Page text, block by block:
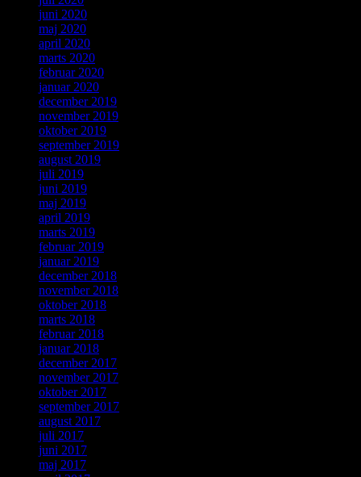
juni 2020
maj 2020
april 2020
marts 2020
februar 2020
januar 2020
december 2019
november 2019
oktober 2019
september 2019
august 2019
juli 2019
juni 2019
maj 2019
april 2019
marts 2019
februar 2019
januar 2019
december 2018
november 2018
oktober 2018
marts 2018
februar 2018
januar 2018
december 2017
november 2017
oktober 2017
september 2017
august 2017
juli 2017
juni 2017
maj 2017